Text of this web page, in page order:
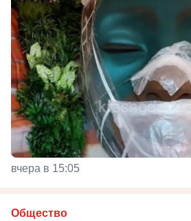
вчера в 15:05
Общество